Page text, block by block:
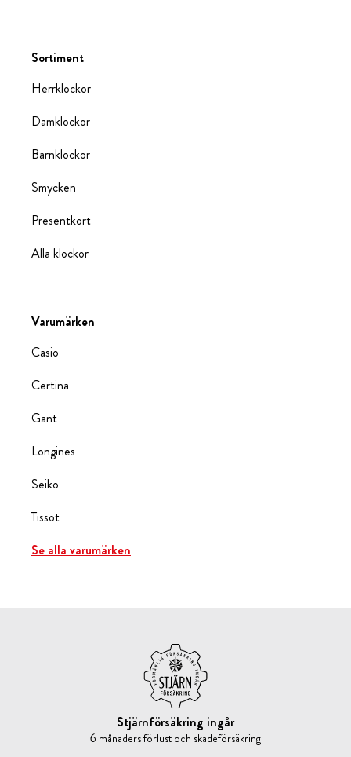
Sortiment
Herrklockor
Damklockor
Barnklockor
Smycken
Presentkort
Alla klockor
Varumärken
Casio
Certina
Gant
Longines
Seiko
Tissot
Se alla varumärken
Stjärnförsäkring ingår
6 månaders förlust och skadeförsäkring